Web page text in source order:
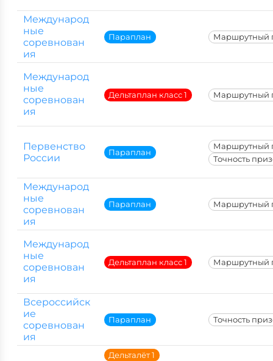
Международ
ные
соревнован
ия
Параплан Маршрутный
Международ
ные
соревнован
ия
Дельтаплан класс 1 Маршрутный
Первенство
России
Параплан
Маршрутный
Точность
Международ
ные
соревнован
ия
Параплан Маршрутный
Международ
ные
соревнован
ия
Дельтаплан класс 1 Маршрутный
Всероссийск
ие
соревнован
ия
Параплан Точность
Дельталёт 1